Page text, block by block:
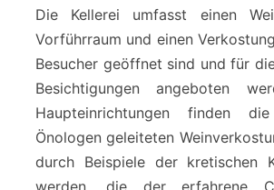
Die Kellerei umfasst einen
Vorführraum und einen
Besucher geöffnet sind und für
Besichtigungen angeboten
Haupteinrichtungen finden
Önologen geleiteten
durch Beispiele der kretischen